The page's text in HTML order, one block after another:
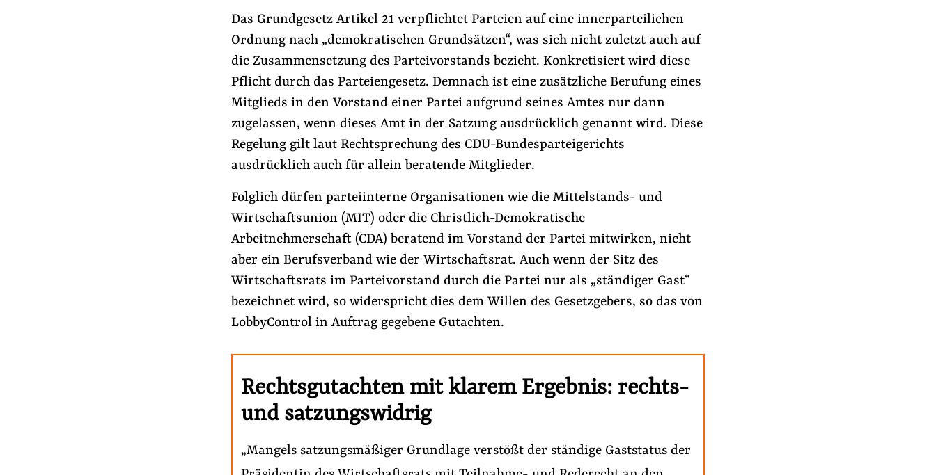
Das Grundgesetz Artikel 21 verpflichtet Parteien auf eine innerparteilichen
Ordnung nach „demokratischen Grundsätzen“, was sich nicht zuletzt auch auf
die Zusammensetzung des Parteivorstands bezieht. Konkretisiert wird diese
Pflicht durch das Parteiengesetz. Demnach ist eine zusätzliche Berufung eines
Mitglieds in den Vorstand einer Partei aufgrund seines Amtes nur dann
zugelassen, wenn dieses Amt in der Satzung ausdrücklich genannt wird. Diese
Regelung gilt laut Rechtsprechung des CDU-Bundesparteigerichts
ausdrücklich auch für allein beratende Mitglieder.
Folglich dürfen parteiinterne Organisationen wie die Mittelstands- und
Wirtschaftsunion (MIT) oder die Christlich-Demokratische
Arbeitnehmerschaft (CDA) beratend im Vorstand der Partei mitwirken, nicht
aber ein Berufsverband wie der Wirtschaftsrat. Auch wenn der Sitz des
Wirtschaftsrats im Parteivorstand durch die Partei nur als „ständiger Gast“
bezeichnet wird, so widerspricht dies dem Willen des Gesetzgebers, so das von
LobbyControl in Auftrag gegebene Gutachten.
Rechtsgutachten mit klarem Ergebnis: rechts-
und satzungswidrig
„Mangels satzungsmäßiger Grundlage verstößt der ständige Gaststatus der